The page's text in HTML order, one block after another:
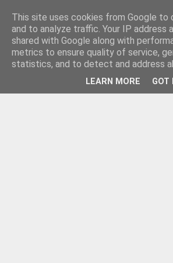
This site uses cookies from Google to
and to analyze traffic. Your IP address
shared with Google along with
metrics to ensure quality of service,
statistics, and to detect and address
LEARN MORE GOT